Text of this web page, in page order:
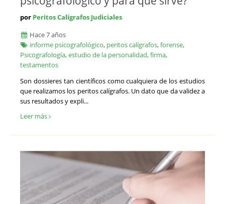
por Peritos Calígrafos Judiciales
Hace 7 años
informe psicografológico, peritos calígrafos,forense,
Psicografología,estudio de la personalidad,firma,
testamentos
Son dossieres tan científicos como cualquiera de los estudios
que realizamos los peritos calígrafos. Un dato que da validez a
sus resultados y expli...
Leer más